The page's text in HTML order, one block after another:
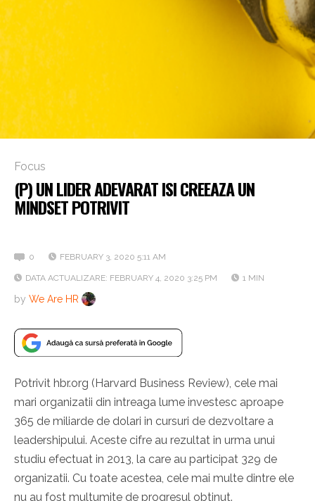
Focus
(P) UN LIDER ADEVARAT ISI CREEAZA UN
MINDSET POTRIVIT
0 FEBRUARY 3, 2020 5:11 AM
DATA ACTUALIZARE: FEBRUARY 4, 2020 3:25 PM 1 MIN
by We Are HR
Potrivit hbr.org (Harvard Business Review), cele mai
mari organizatii din intreaga lume investesc aproape
365 de miliarde de dolari in cursuri de dezvoltare a
leadershipului. Aceste cifre au rezultat in urma unui
studiu efectuat in 2013, la care au participat 329 de
organizatii. Cu toate acestea, cele mai multe dintre ele
nu au fost multumite de progresul obtinut.